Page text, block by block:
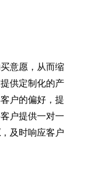
意愿，从而缩
供定制化的产
户的偏好，提
客户提供一对一
，及时响应客户